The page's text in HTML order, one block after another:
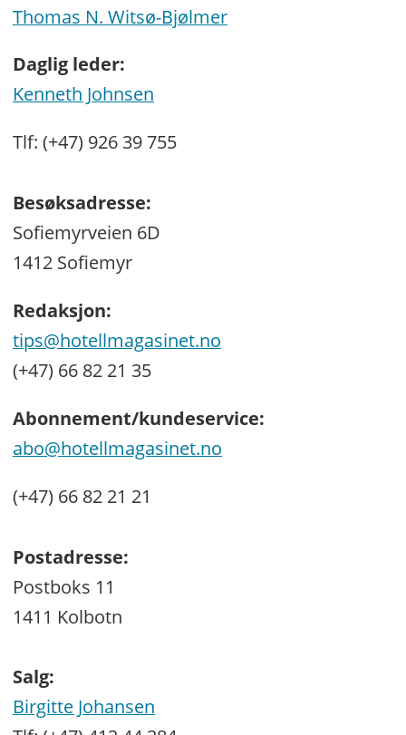
Thomas N. Witsø-Bjølmer
Daglig leder:
Kenneth Johnsen
Tlf: (+47) 926 39 755
Besøksadresse:
Sofiemyrveien 6D
1412 Sofiemyr
Redaksjon:
tips@hotellmagasinet.no
(+47) 66 82 21 35
Abonnement/kundeservice:
abo@hotellmagasinet.no
(+47) 66 82 21 21
Postadresse:
Postboks 11
1411 Kolbotn
Salg:
Birgitte Johansen